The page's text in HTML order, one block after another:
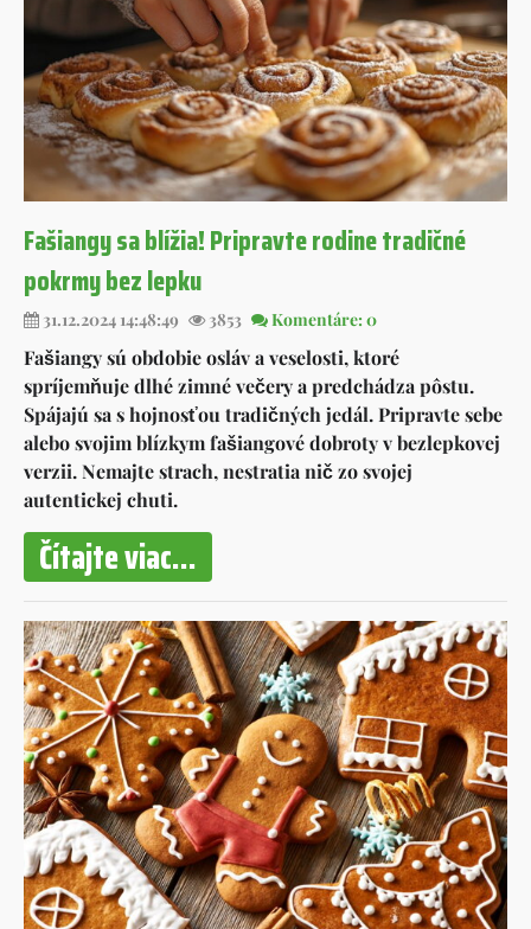
Fašiangy sa blížia! Pripravte rodine tradičné
pokrmy bez lepku
31.12.2024 14:48:49 3853 Komentáre: 0
Fašiangy sú obdobie osláv a veselosti, ktoré
spríjemňuje dlhé zimné večery a predchádza pôstu.
Spájajú sa s hojnosťou tradičných jedál. Pripravte sebe
alebo svojim blízkym fašiangové dobroty v bezlepkovej
verzii. Nemajte strach, nestratia nič zo svojej
autentickej chuti.
Čítajte viac...